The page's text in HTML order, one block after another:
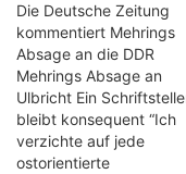
Die Deutsche Zeitung
kommentiert Mehrings
Absage an die DDR
Mehrings Absage an
Ulbricht Ein
bleibt konsequent “Ich
verzichte auf jede
ostorientierte